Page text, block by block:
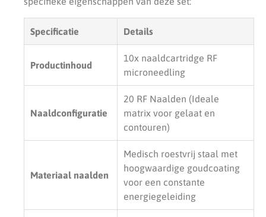
Specificatie Details
Productinhoud
10x naaldcartridge RF
microneedling
Naaldconfiguratie
20 RF Naalden (Ideale
matrix voor gelaat en
contouren)
Materiaal naalden
Medisch roestvrij staal met
hoogwaardige goudcoating
voor een constante
energiegeleiding